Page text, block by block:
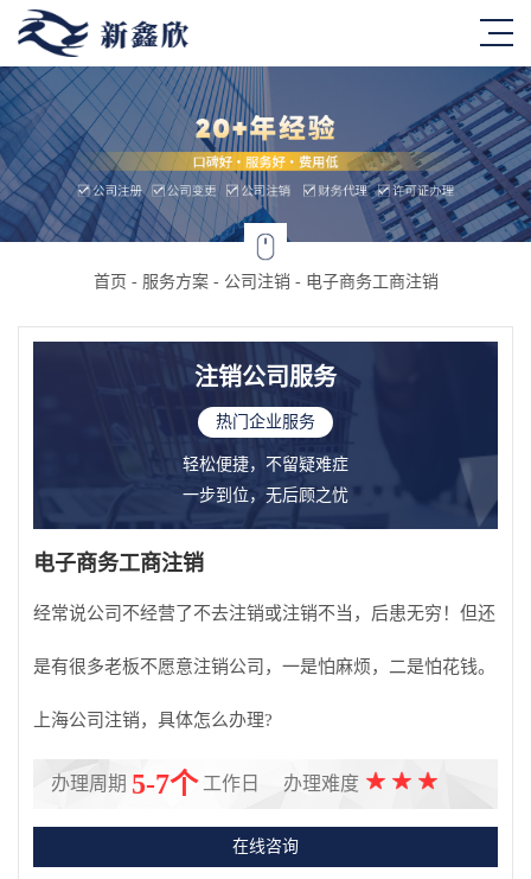
首页 - 服务方案- 公司注销 - 电子商务工商注销
注销公司服务
热门企业服务
轻松便捷，不留疑难症
一步到位，无后顾之忧
电子商务工商注销
经常说公司不经营了不去注销或注销不当，后患无穷！但还
是有很多老板不愿意注销公司，一是怕麻烦，二是怕花钱。
上海公司注销，具体怎么办理?
办理周期 5-7个 工作日 办理难度
在线咨询